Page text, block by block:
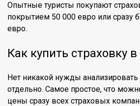
Опытные туристы покупают
покрытием 50 000 евро или сразу
евро.
Как купить страховку
Нет никакой нужды
отдельно. Самое простое, что
цены сразу всех страховых